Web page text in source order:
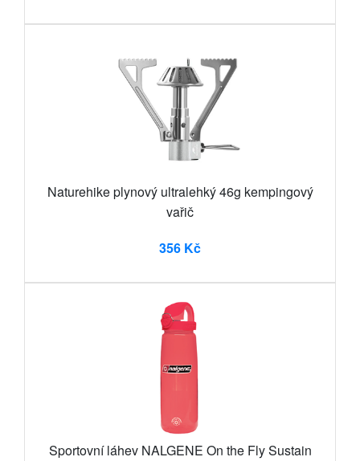
Naturehike plynový ultralehký 46g kempingový
vařič
356 Kč
Sportovní láhev NALGENE On the Fly Sustain